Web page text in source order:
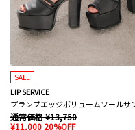
SALE
LIP SERVICE
通常価格 ¥13,750
¥11,000 20%OFF